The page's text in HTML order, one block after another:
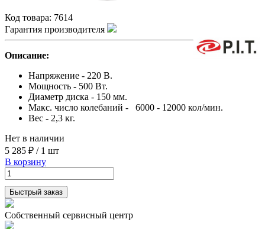
Код товара: 7614
Гарантия производителя
Описание:
Напряжение - 220 В.
Мощность - 500 Вт.
Диаметр диска - 150 мм.
Макс. число колебаний - 6000 - 12000 кол/мин.
Вес - 2,3 кг.
Нет в наличии
5 285 ₽ / 1 шт
В корзину
Быстрый заказ
Собственный сервисный центр